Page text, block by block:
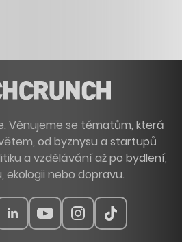
Věnujeme se tématům, která
od byznysu a startupů
a vzdělávání až po bydlení,
ekologii nebo dopravu.